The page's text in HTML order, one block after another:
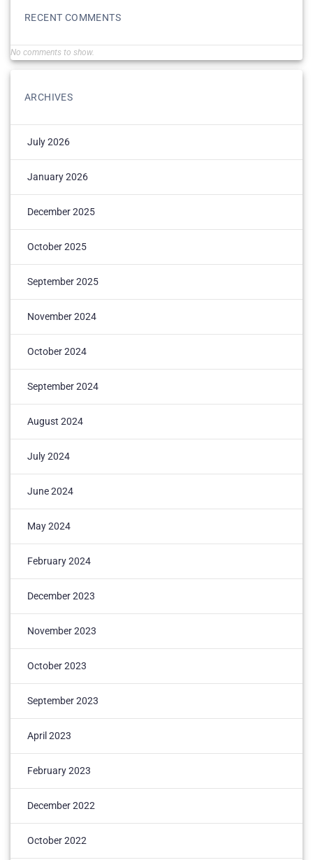
RECENT COMMENTS
No comments to show.
ARCHIVES
July 2026
January 2026
December 2025
October 2025
September 2025
November 2024
October 2024
September 2024
August 2024
July 2024
June 2024
May 2024
February 2024
December 2023
November 2023
October 2023
September 2023
April 2023
February 2023
December 2022
October 2022